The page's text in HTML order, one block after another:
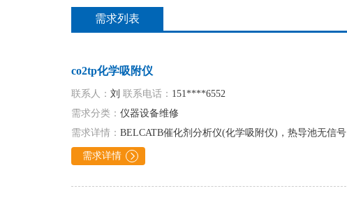
需求列表
co2tp化学吸附仪
联系人： 刘 联系电话： 151****6552
需求分类： 仪器设备维修
需求详情： BELCATB催化剂分析仪(化学吸附仪)，热导池无信号
需求详情 